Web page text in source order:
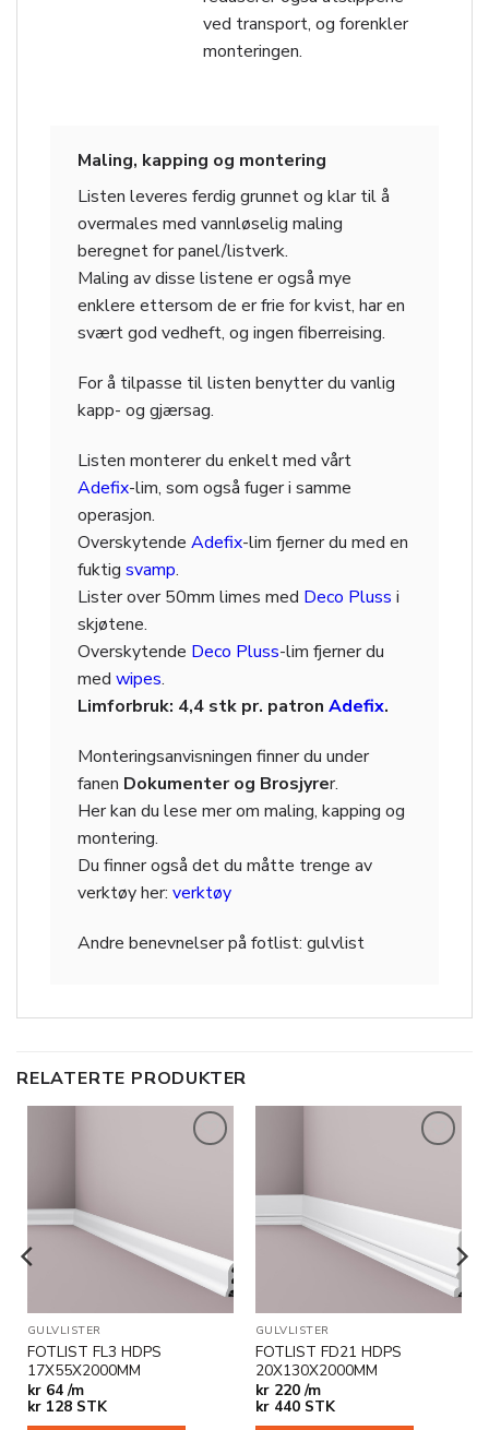
ved transport, og forenkler
monteringen.
Maling, kapping og montering
Listen leveres ferdig grunnet og klar til å
overmales med vannløselig maling
beregnet for panel/listverk.
Maling av disse listene er også mye
enklere ettersom de er frie for kvist, har en
svært god vedheft, og ingen fiberreising.
For å tilpasse til listen benytter du vanlig
kapp- og gjærsag.
Listen monterer du enkelt med vårt
Adefix-lim, som også fuger i samme
operasjon.
Overskytende Adefix-lim fjerner du med en
fuktig svamp.
Lister over 50mm limes med Deco Pluss i
skjøtene.
Overskytende Deco Pluss-lim fjerner du
med wipes.
Limforbruk: 4,4 stk pr. patron Adefix.
Monteringsanvisningen finner du under
fanen Dokumenter og Brosjyrer.
Her kan du lese mer om maling, kapping og
montering.
Du finner også det du måtte trenge av
verktøy her: verktøy
Andre benevnelser på fotlist: gulvlist
RELATERTE PRODUKTER
GULVLISTER
FOTLIST FL3 HDPS
17X55X2000MM
kr64 /m
kr128 STK
ønskeliste
GULVLISTER
FOTLIST FD21 HDPS
20X130X2000MM
kr220 /m
kr440 STK
VEGG- OG DEKORLISTER